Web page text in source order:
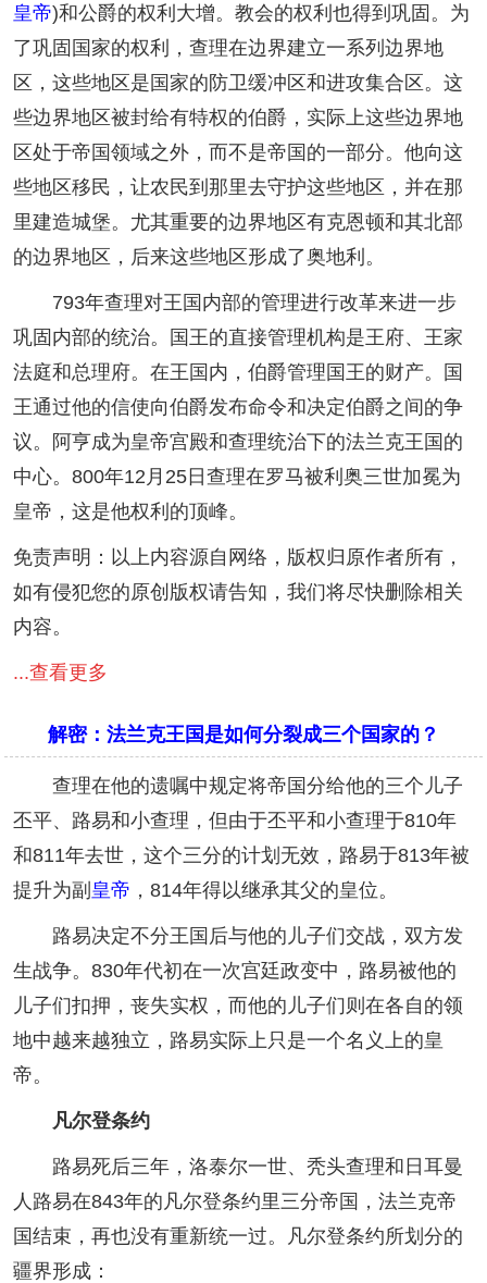
皇帝)和公爵的权利大增。教会的权利也得到巩固。为
了巩固国家的权利，查理在边界建立一系列边界地
区，这些地区是国家的防卫缓冲区和进攻集合区。这
些边界地区被封给有特权的伯爵，实际上这些边界地
区处于帝国领域之外，而不是帝国的一部分。他向这
些地区移民，让农民到那里去守护这些地区，并在那
里建造城堡。尤其重要的边界地区有克恩顿和其北部
的边界地区，后来这些地区形成了奥地利。
793年查理对王国内部的管理进行改革来进一步
巩固内部的统治。国王的直接管理机构是王府、王家
法庭和总理府。在王国内，伯爵管理国王的财产。国
王通过他的信使向伯爵发布命令和决定伯爵之间的争
议。阿亨成为皇帝宫殿和查理统治下的法兰克王国的
中心。800年12月25日查理在罗马被利奥三世加冕为
皇帝，这是他权利的顶峰。
免责声明：以上内容源自网络，版权归原作者所有，
如有侵犯您的原创版权请告知，我们将尽快删除相关
内容。
...查看更多
解密：法兰克王国是如何分裂成三个国家的？
查理在他的遗嘱中规定将帝国分给他的三个儿子
丕平、路易和小查理，但由于丕平和小查理于810年
和811年去世，这个三分的计划无效，路易于813年被
提升为副 皇帝 ，814年得以继承其父的皇位。
路易决定不分王国后与他的儿子们交战，双方发
生战争。830年代初在一次宫廷政变中，路易被他的
儿子们扣押，丧失实权，而他的儿子们则在各自的领
地中越来越独立，路易实际上只是一个名义上的皇
帝。
凡尔登条约
路易死后三年，洛泰尔一世、秃头查理和日耳曼
人路易在843年的凡尔登条约里三分帝国，法兰克帝
国结束，再也没有重新统一过。凡尔登条约所划分的
疆界形成：